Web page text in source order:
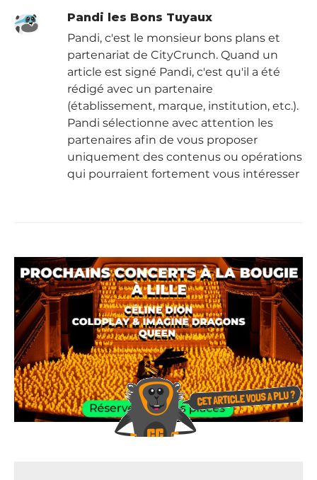
Pandi les Bons Tuyaux
Pandi, c'est le monsieur bons plans et
partenariat de CityCrunch. Quand un
article est signé Pandi, c'est qu'il a été
rédigé avec un partenaire
(établissement, marque, institution, etc.).
Pandi sélectionne avec attention les
partenaires afin de vous proposer
uniquement des contenus ou opérations
qui pourraient fortement vous intéresser